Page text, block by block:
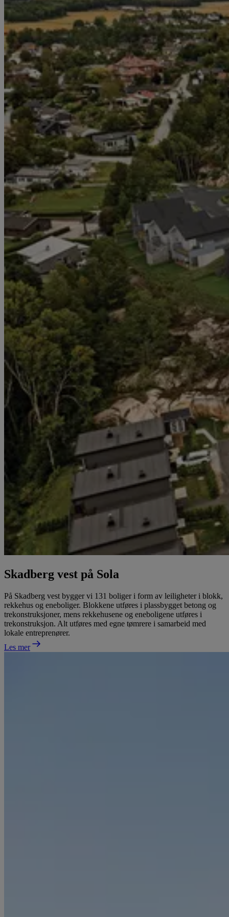
Skadberg vest på Sola
På Skadberg vest bygger vi 131 boliger i form av leiligheter i blokk,
rekkehus og eneboliger. Blokkene utføres i plassbygget betong og
trekonstruksjoner, mens rekkehusene og eneboligene utføres i
trekonstruksjon. Alt utføres med egne tømrere i samarbeid med
lokale entreprenører.
Les mer